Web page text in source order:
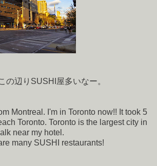
の辺りSUSHI屋多いなー。
Montreal. I'm in Toronto now!! It took 5
Toronto. Toronto is the largest city in
near my hotel.
many SUSHI restaurants!